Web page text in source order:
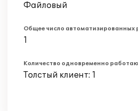
Файловый
Общее число автоматизированных
1
Количество одновременно
Толстый клиент: 1